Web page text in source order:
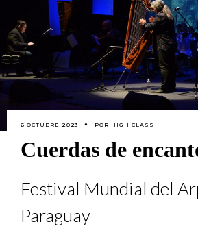
6 OCTUBRE 2023 POR HIGH CLASS
Cuerdas de
Festival Mundial del
Paraguay